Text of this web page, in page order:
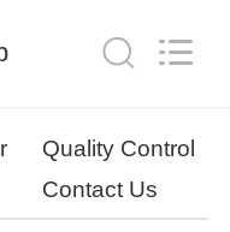
Quality Control
Contact Us